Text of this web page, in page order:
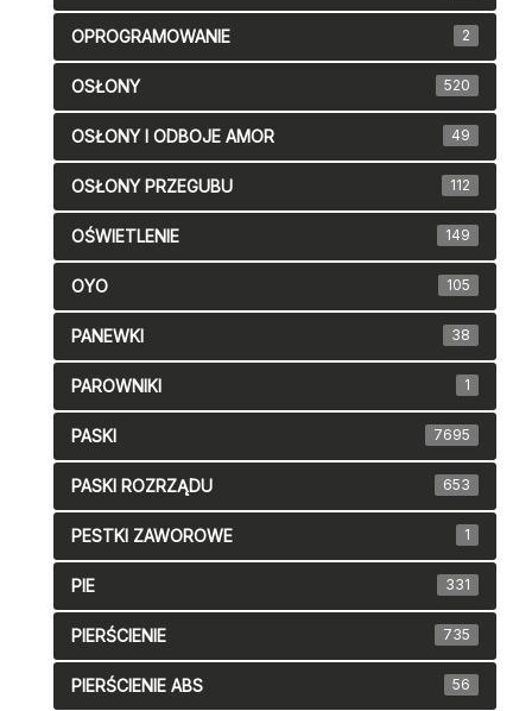
OPROGRAMOWANIE 2
OSŁONY 520
OSŁONY I ODBOJE AMOR 49
OSŁONY PRZEGUBU 112
OŚWIETLENIE 149
OYO 105
PANEWKI 38
PAROWNIKI 1
PASKI 7695
PASKI ROZRZĄDU 653
PESTKI ZAWOROWE 1
PIE 331
PIERŚCIENIE 735
PIERŚCIENIE ABS 56